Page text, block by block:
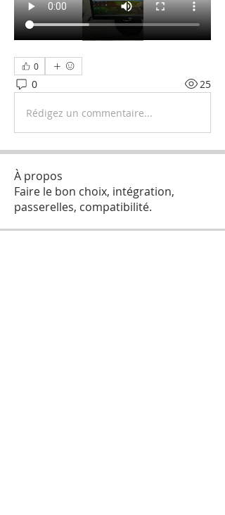
0
0 25
Rédigez un commentaire...
À propos
Faire le bon choix, intégration,
passerelles, compatibilité.